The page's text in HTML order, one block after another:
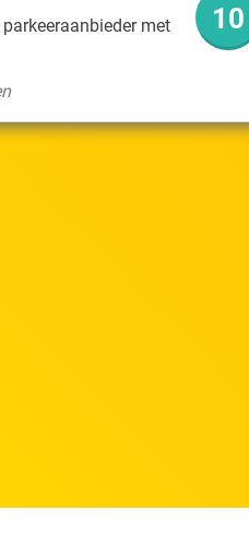
met
10